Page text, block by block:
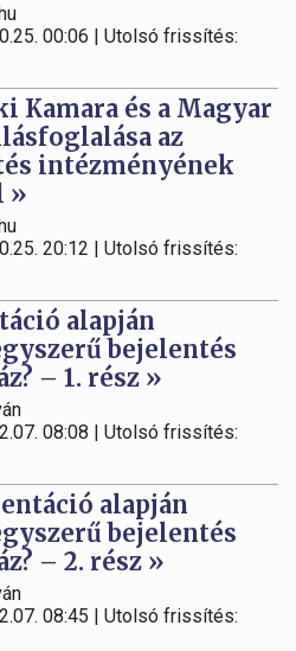
00:06 | Utolsó frissítés:
Kamara és a Magyar
az
intézményének
»
20:12 | Utolsó frissítés:
alapján
bejelentés
– 1. rész »
08:08 | Utolsó frissítés:
alapján
bejelentés
– 2. rész »
08:45 | Utolsó frissítés: